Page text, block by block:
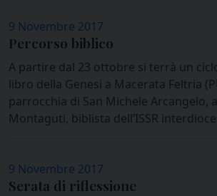
9 Novembre 2017
Percorso biblico
A partire dal 23 ottobre si terrà un
libro della Genesi a Macerata Feltria
parrocchia di San Michele Arcangelo,
Montaguti, biblista dell’ISSR
9 Novembre 2017
Serata di riflessione